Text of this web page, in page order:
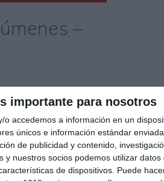
importante para nosotros
o accedemos a información en un
únicos e información estándar
de publicidad y contenido,
y nuestros socios podemos utilizar datos
de dispositivos. Puede
–
cálculo de volúmenes
combina
alumnado a
de forma clara,